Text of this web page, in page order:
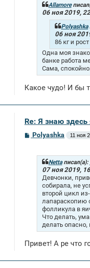
Allamore
06 ноя 2019,
Polyashka
06 ноя
86 кг и
Одна моя
банке работа
Сама,
Какое чудо! И бы
Re: Я знаю
СPolyashka 11 ноя
Nettaписал(а):
07 ноя 2019,
Девчонки,
собирала, не
второй цикл
лапараскопию
фолликула в
Что делать,
делать опасно,
Привет! А ре что